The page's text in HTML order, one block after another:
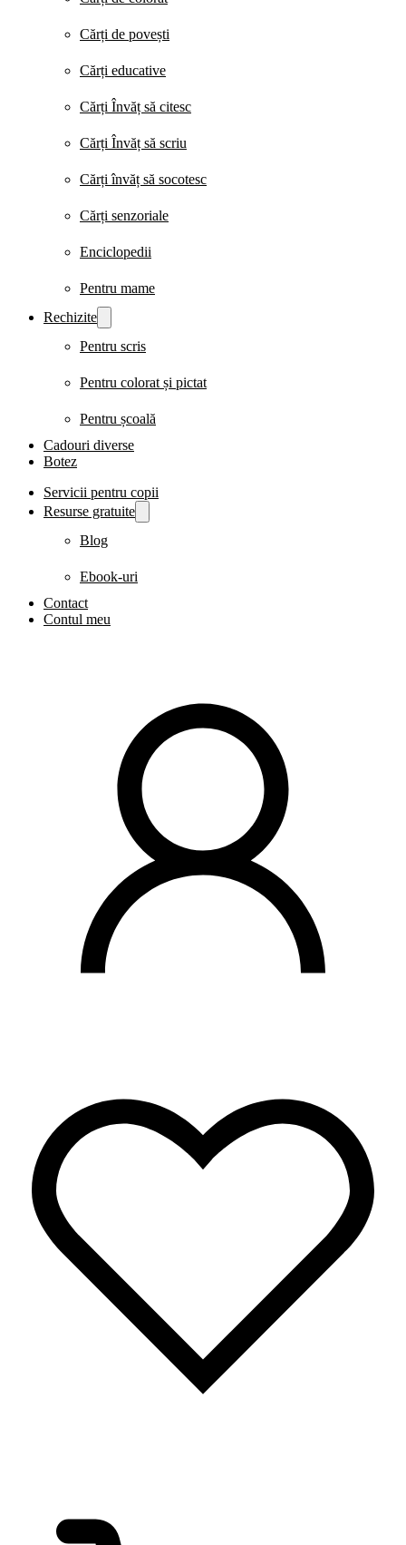
Cărți de povești
Cărți educative
Cărți Învăț să citesc
Cărți Învăț să scriu
Cărți învăț să socotesc
Cărți senzoriale
Enciclopedii
Pentru mame
Rechizite
Pentru scris
Pentru colorat și pictat
Pentru școală
Cadouri diverse
Botez
Servicii pentru copii
Resurse gratuite
Blog
Ebook-uri
Contact
Contul meu